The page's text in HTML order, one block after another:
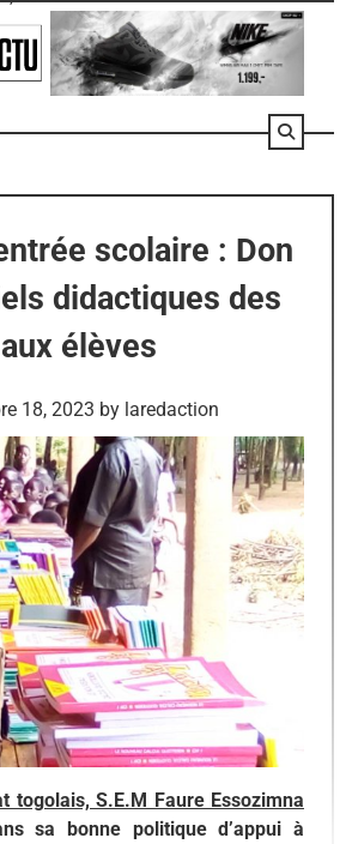
scolaire : Don
didactiques des
élèves
18, 2023 by laredaction
togolais, S.E.M Faure Essozimna
sa bonne politique d’appui à